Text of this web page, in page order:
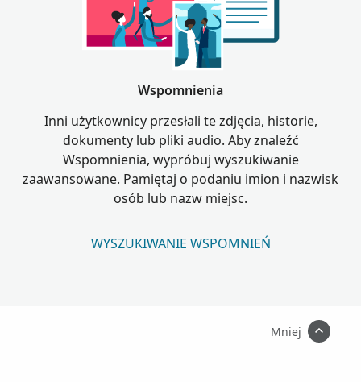
Wspomnienia
Inni użytkownicy przesłali te zdjęcia, historie,
dokumenty lub pliki audio. Aby znaleźć
Wspomnienia, wypróbuj wyszukiwanie
zaawansowane. Pamiętaj o podaniu imion i nazwisk
osób lub nazw miejsc.
WYSZUKIWANIE WSPOMNIEŃ
Mniej